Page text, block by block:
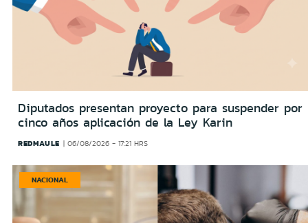
Diputados presentan proyecto para suspender por
cinco años aplicación de la Ley Karin
REDMAULE 06/08/2026 - 17:21 HRS
NACIONAL